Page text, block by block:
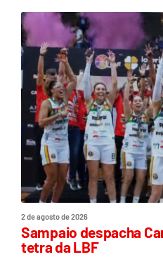
2 de agosto de 2026
Sampaio despacha
tetra da LBF